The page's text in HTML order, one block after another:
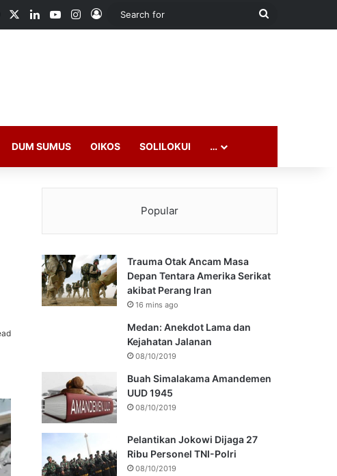
LinkedInYouTubeInstagram
Log In
Search
DUM SUMUS OIKOS SOLILOKUI …
Popular
Trauma Otak Ancam Masa
Depan Tentara Amerika Serikat
akibat Perang Iran
16 mins ago
Medan: Anekdot Lama dan
Kejahatan Jalanan
08/10/2019
Buah Simalakama Amandemen
UUD 1945
08/10/2019
Pelantikan Jokowi Dijaga 27
Ribu Personel TNI-Polri
08/10/2019